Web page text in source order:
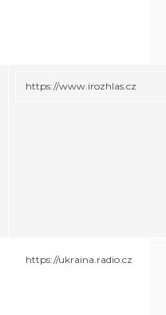
https://www.irozhlas.cz
https://ukraina.radio.cz